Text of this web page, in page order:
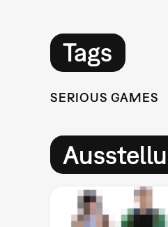
Tags
SERIOUS GAMES